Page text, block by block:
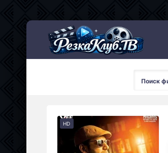
HD
Мультсериалы